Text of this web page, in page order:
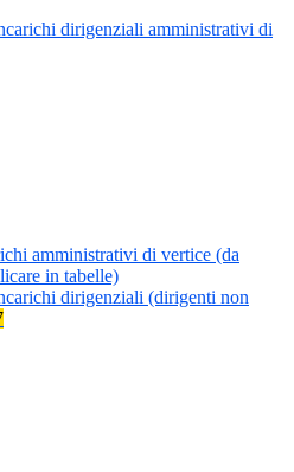
dirigenziali amministrativi di
amministrativi di vertice (da
in tabelle)
dirigenziali (dirigenti non